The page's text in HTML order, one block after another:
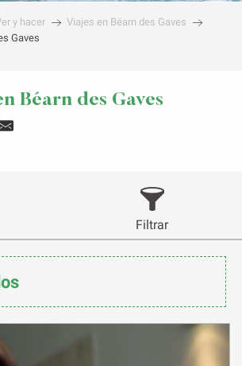
y hacer
Viajes en Béarn des Gaves
Gaves
Béarn des Gaves
Filtrar